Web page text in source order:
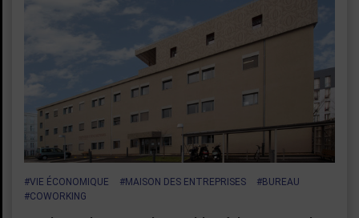
#VIE ÉCONOMIQUE #MAISON DES ENTREPRISES
#BUREAU
#COWORKING